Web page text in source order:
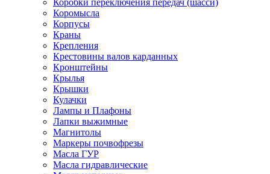
Коромысла
Корпусы
Краны
Крепления
Крестовины валов карданных
Кронштейны
Крылья
Крышки
Кулачки
Лампы и Плафоны
Лапки выжимные
Магнитолы
Маркеры почвофрезы
Масла ГУР
Масла гидравлические